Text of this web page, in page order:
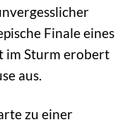
Finale eines
im Sturm erobert
aus.
zu einer